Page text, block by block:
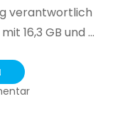
verantwortlich
16,3 GB und …
zu